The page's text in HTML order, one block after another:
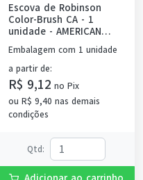
Escova de Robinson
Color-Brush CA - 1
unidade - AMERICAN
BURRS
Embalagem com 1 unidade
a partir de:
R$ 9,12 no Pix
ou R$ 9,40 nas demais
condições
Qtd: